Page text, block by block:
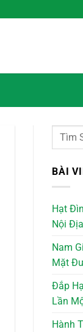
BÀI
Hạt
Nội
Nam
Mặt
Đắp
Lần
Hành